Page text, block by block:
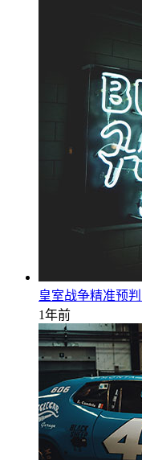
皇室战争精准预
1年前